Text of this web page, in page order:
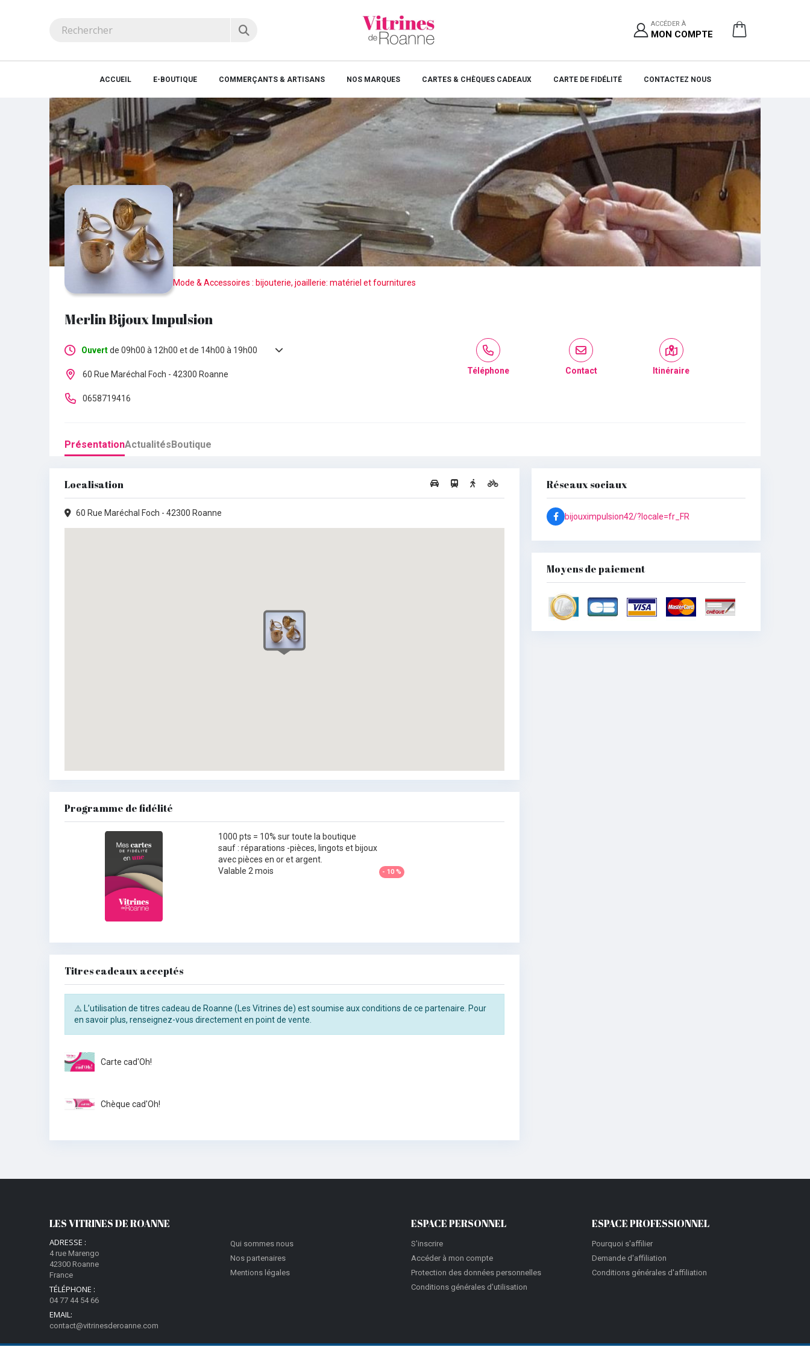
ACCÉDER À
MON COMPTE
ACCUEIL E-BOUTIQUE COMMERÇANTS & ARTISANS NOS MARQUES CARTES & CHÈQUES CADEAUX CARTE DE FIDÉLITÉ CONTACTEZ NOUS
Mode & Accessoires : bijouterie, joaillerie: matériel et fournitures
Merlin Bijoux Impulsion
Ouvertde 09h00 à 12h00 et de 14h00 à 19h00
Lundi : Fermé
Mardi :
Jeudi : 09h00 - 12h00 • 14h00 - 19h00
Dimanche : Fermé
60 Rue Maréchal Foch - 42300 Roanne
0658719416
Téléphone Contact Itinéraire
PrésentationActualitésBoutique
Localisation
60 Rue Maréchal Foch - 42300 Roanne
Programme de fidélité
1000 pts = 10% sur toute la boutique
sauf : réparations -pièces, lingots et bijoux
avec pièces en or et argent.
Valable 2 mois
- 10 %
Titres cadeaux acceptés
⚠️ L’utilisation de titres cadeau de Roanne (Les Vitrines de) est soumise aux conditions de ce partenaire. Pour
en savoir plus, renseignez-vous directement en point de vente.
Carte cad'Oh!
Chèque cad'Oh!
Réseaux sociaux
bijouximpulsion42/?locale=fr_FR
Moyens de paiement
LES VITRINES DE ROANNE
ADRESSE :
4 rue Marengo
42300 Roanne
France
TÉLÉPHONE :
04 77 44 54 66
EMAIL:
contact@vitrinesderoanne.com
Qui sommes nous
Nos partenaires
Mentions légales
ESPACE PERSONNEL
S'inscrire
Accéder à mon compte
Protection des données personnelles
Conditions générales d'utilisation
ESPACE PROFESSIONNEL
Pourquoi s'affilier
Demande d'affiliation
Conditions générales d'affiliation